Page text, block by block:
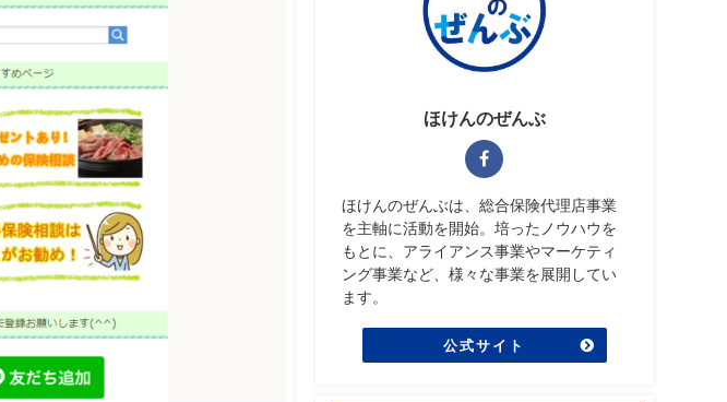
ほけんのぜんぶ
ほけんのぜんぶは、総合保険代理店事業
を主軸に活動を開始。培ったノウハウを
もとに、アライアンス事業やマーケティ
ング事業など、様々な事業を展開してい
ます。
公式サイト